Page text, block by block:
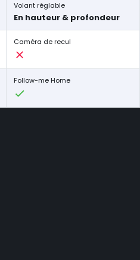
Volant réglable
En hauteur & profondeur
Caméra de recul
Follow-me Home